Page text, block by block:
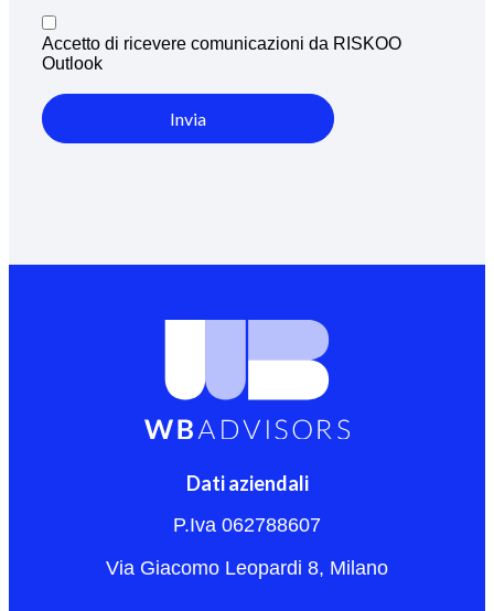
Accetto di ricevere comunicazioni da RISKOO
Outlook
Invia
Dati aziendali
P.Iva 062788607
Via Giacomo Leopardi 8, Milano